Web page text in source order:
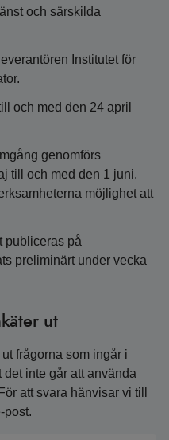
och särskilda
Institutet för
och med den 24 april
genomförs
till och med den 1 juni.
möjlighet att
publiceras på
preliminärt under vecka
ut
frågorna som ingår i
det inte går att använda
att svara hänvisar vi till
post.